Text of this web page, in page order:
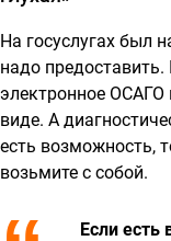
На госуслугах был
надо
электронное ОСАГО
виде. А
есть возможность,
возьмите с собой.
Если есть